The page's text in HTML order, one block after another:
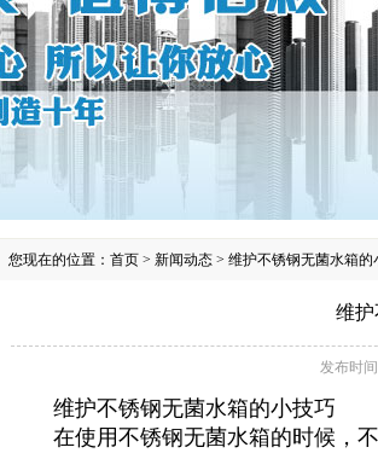
您现在的位置： 首页 > 新闻动态 > 维护不锈钢无菌水箱的
维
发布时间
维护不锈钢无菌水箱的小技巧
在使用不锈钢无菌水箱的时候，不